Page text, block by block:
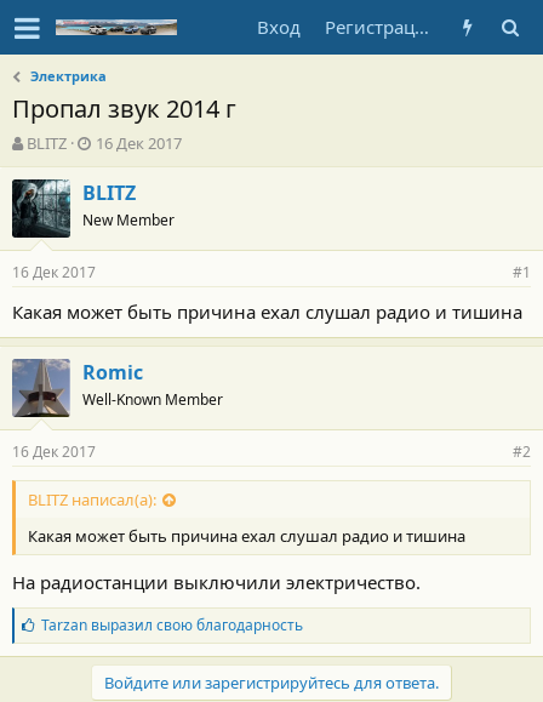
Вход Регистрация
Электрика
Пропал звук 2014 г
А
в
т
о
р
т
е
м
ы
BLITZ
Д
а
т
а
н
а
ч
а
л
а
16 Дек 2017
BLITZ
New Member
16 Дек 2017 #1
Какая может быть причина ехал слушал радио и тишина
Romic
Well-Known Member
16 Дек 2017 #2
BLITZ написал(а):
Какая может быть причина ехал слушал радио и тишина
На радиостанции выключили электричество.
Б
л
а
Tarzanвыразил свою благодарность
Войдите или зарегистрируйтесь для ответа.